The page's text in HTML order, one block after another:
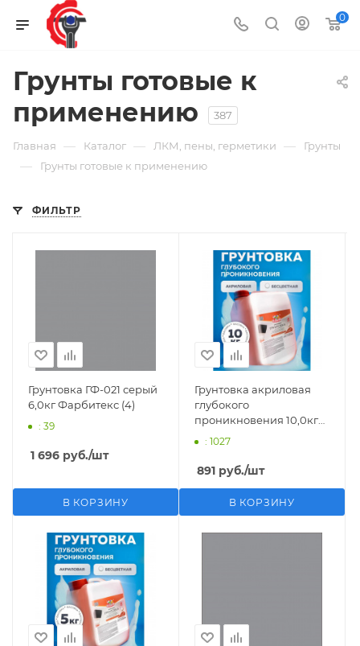
0
Грунты готовые к
применению
387
Главная — Каталог — ЛКМ, пены, герметики — Грунты
— Грунты готовые к применению
ФИЛЬТР
Грунтовка ГФ-021 серый
6,0кг Фарбитекс (4)
: 39
1 696 руб./шт
В КОРЗИНУ
Грунтовка акриловая
глубокого
проникновения 10,0кг
Олеколор (1) АКЦИЯ
: 1027
891 руб./шт
В КОРЗИНУ